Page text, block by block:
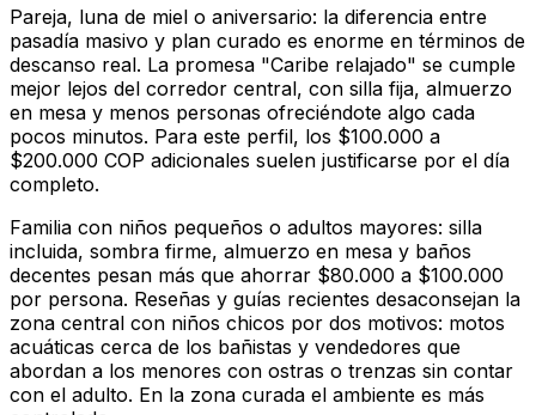
Pareja, luna de miel o aniversario: la diferencia entre
pasadía masivo y plan curado es enorme en términos de
descanso real. La promesa "Caribe relajado" se cumple
mejor lejos del corredor central, con silla fija, almuerzo
en mesa y menos personas ofreciéndote algo cada
pocos minutos. Para este perfil, los $100.000 a
$200.000 COP adicionales suelen justificarse por el día
completo.
Familia con niños pequeños o adultos mayores: silla
incluida, sombra firme, almuerzo en mesa y baños
decentes pesan más que ahorrar $80.000 a $100.000
por persona. Reseñas y guías recientes desaconsejan la
zona central con niños chicos por dos motivos: motos
acuáticas cerca de los bañistas y vendedores que
abordan a los menores con ostras o trenzas sin contar
con el adulto. En la zona curada el ambiente es más